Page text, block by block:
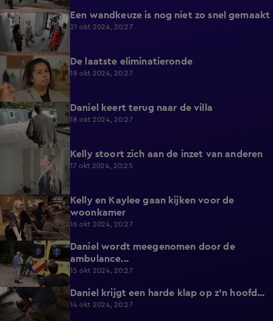
4:51 Een wandkeuze is nog niet zo snel gemaakt
21 okt 2024, 20:27
De laatste eliminatieronde
18 okt 2024, 20:27
4:34 Daniel keert terug naar de villa
18 okt 2024, 20:27
Kelly stoort zich aan de inzet van anderen
17 okt 2024, 20:25
5:29
Kelly en Kaylee gaan kijken voor de
woonkamer
16 okt 2024, 20:27
Daniel wordt meegenomen door de
ambulance...
15 okt 2024, 20:27
3:54 Daniel krijgt een harde klap op z'n hoofd...
14 okt 2024, 20:27